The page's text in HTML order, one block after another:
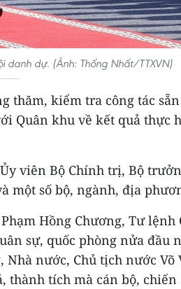
danh dự. (Ảnh: Thống Nhất/TTXVN)
thăm, kiểm tra công tác
Quân khu về kết quả thực
viên Bộ Chính trị, Bộ
một số bộ, ngành, địa
Hồng Chương, Tư lệnh
sự, quốc phòng nửa đầu
nước, Chủ tịch nước Võ
thành tích mà cán bộ, chiến